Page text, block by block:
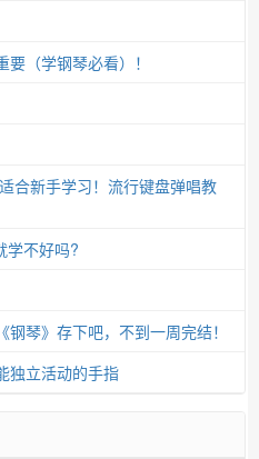
（学钢琴必看）！
合新手学习！流行键盘弹唱教
学不好吗?
琴》存下吧，不到一周完结！
独立活动的手指